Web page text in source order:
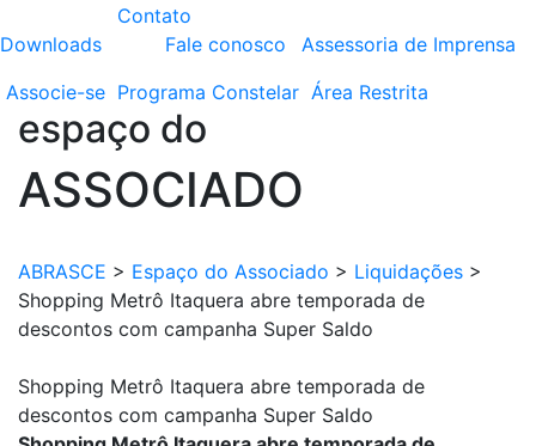
Downloads
Contato
Fale conosco
Assessoria de Imprensa
Associe-se Programa Constelar Área Restrita
espaço do
ASSOCIADO
ABRASCE > Espaço do Associado > Liquidações >
Shopping Metrô Itaquera abre temporada de
descontos com campanha Super Saldo
Shopping Metrô Itaquera abre temporada de
descontos com campanha Super Saldo